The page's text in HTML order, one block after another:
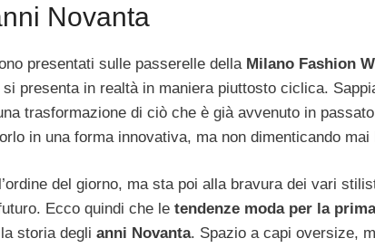
Novanta
presentati sulle passerelle della Milano Fashion
presenta in realtà in maniera piuttosto ciclica.
trasformazione di ciò che è già avvenuto in
in una forma innovativa, ma non dimenticando mai
del giorno, ma sta poi alla bravura dei vari
Ecco quindi che le tendenze moda per la
storia degli anni Novanta. Spazio a capi oversize,